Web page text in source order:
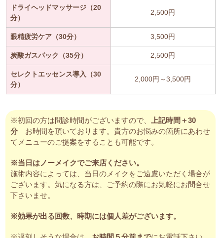
ドライヘッドマッサージ（20
分）
2,500円
眼精疲労ケア（30分） 3,500円
炭酸ガスパック（35分） 2,500円
セレクトエッセンス導入（30
分）
2,000円～3,500円
※初回の方は問診時間がございますので、
上記時間＋30
分 お時間を頂いております。貴方のお悩みの箇所にあわせ
てメニューのご提案をすることも可能です。
※当日はノーメイクでご来店ください。
施術内容によっては、当日のメイクをご遠慮いただく場合が
ございます。気になる方は、ご予約の際にお気軽にお問合せ
下さいませ。
※効果が出る回数、時期には個人差がございます。